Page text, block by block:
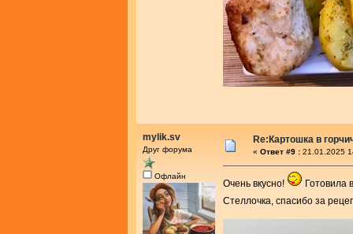
mylik.sv
Друг форума
Офлайн
Re:Картошка в
« Ответ #9 : 21.01.2025
Очень вкусно!
Готовила
Стеллочка, спасибо за